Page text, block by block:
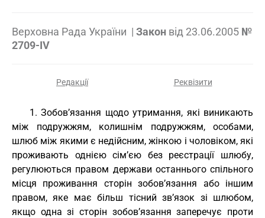
Верховна Рада України | Закон від 23.06.2005 №
2709-IV
Редакції Реквізити
1. Зобов’язання щодо утримання, які виникають
між подружжям, колишнім подружжям, особами,
шлюб між якими є недійсним, жінкою і чоловіком, які
проживають однією сім’єю без реєстрації шлюбу,
регулюються правом держави останнього спільного
місця проживання сторін зобов’язання або іншим
правом, яке має більш тісний зв’язок зі шлюбом,
якщо одна зі сторін зобов’язання заперечує проти